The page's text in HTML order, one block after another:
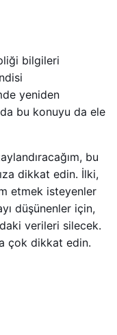
bilgileri
yeniden
bu konuyu da ele
bu
dikkat edin. İlki,
etmek isteyenler
düşünenler için,
verileri silecek.
çok dikkat edin.